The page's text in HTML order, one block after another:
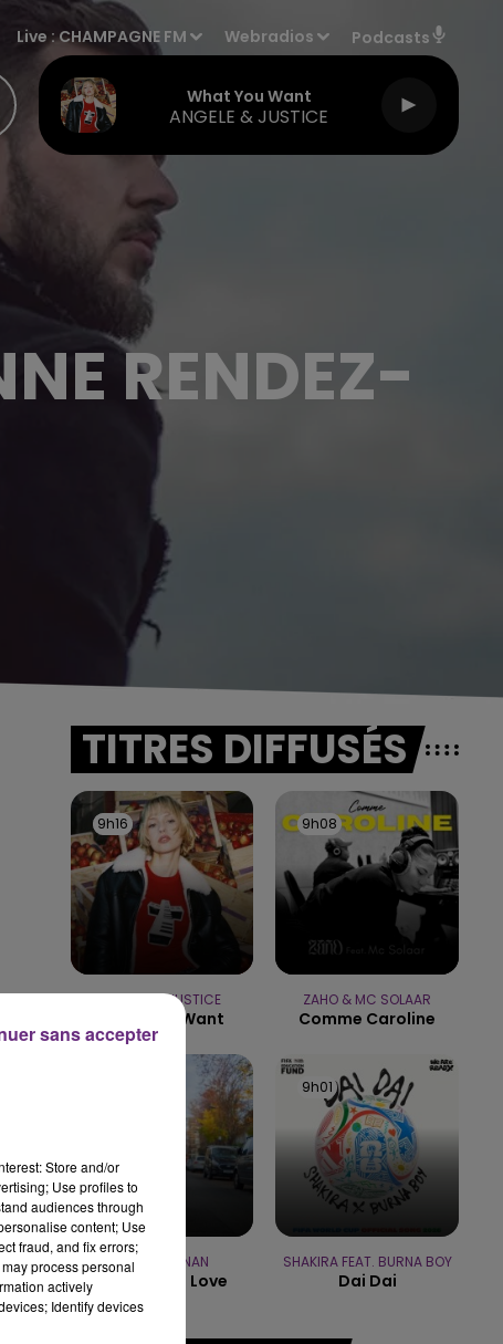
Live :CHAMPAGNE FM Webradios Podcasts
What You Want
ANGELE & JUSTICE
16h00 - 20h00
LE WEEK-END CHAMPAGNE FM
RENDEZ-
TITRES DIFFUSÉS
9h16
9h16
ANGELE & JUSTICE
What You Want
9h08
9h08
ZAHO & MC SOLAAR
Comme Caroline
TOM GRENNAN
Little Bit Of Love
9h01
9h01
SHAKIRA FEAT. BURNA BOY
Dai Dai
Store and/or
Use profiles to
audiences through
content; Use
fraud, and fix errors;
process personal
actively
Identify devices
sans accepter